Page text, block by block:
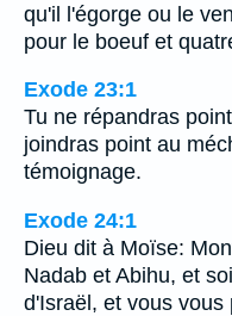
qu'il l'égorge ou le
pour le boeuf et
Exode 23:1
Tu ne répandras
joindras point au
témoignage.
Exode 24:1
Dieu dit à Moïse:
Nadab et Abihu, et
d'Israël, et vous vous